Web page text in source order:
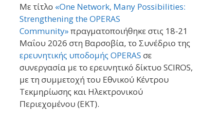
Με τίτλο «One Network, Many Possibilities:
Strengthening the OPERAS
Community»πραγματοποιήθηκε στις 18-21
Μαΐου 2026 στη Βαρσοβία, το Συνέδριο της
ερευνητικής υποδομής OPERAS σε
συνεργασία με το ερευνητικό δίκτυο SCIROS,
με τη συμμετοχή του Εθνικού Κέντρου
Τεκμηρίωσης και Ηλεκτρονικού
Περιεχομένου (ΕΚΤ).